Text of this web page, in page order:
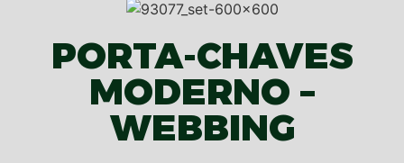
PORTA-CHAVES
MODERNO –
WEBBING